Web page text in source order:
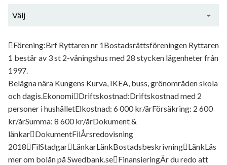
Välj
Förening:Brf Ryttaren nr 1Bostadsrättsföreningen Ryttaren
1 består av 3 st 2-våningshus med 28 stycken lägenheter från
1997.
Belägna nära Kungens Kurva, IKEA, buss, grönområden skola
och dagis.EkonomiDriftskostnad:Driftskostnad med 2
personer i hushålletElkostnad: 6 000 kr/årFörsäkring: 2 600
kr/årSumma: 8 600 kr/årDokument &
länkarDokumentFilÅrsredovisning
2018FilStadgarLänkarLänkBostadsbeskrivningLänkLäs
mer om bolån på Swedbank.seFinansieringÄr du redo att